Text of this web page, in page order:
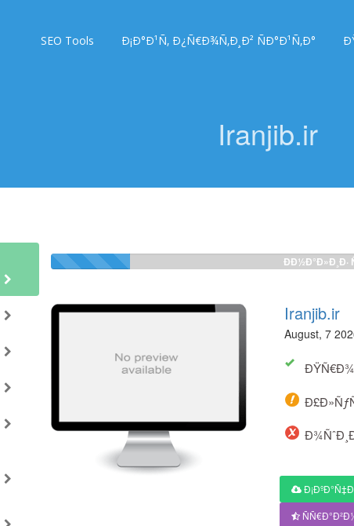
SEO Tools Ð¡Ð°Ð¹Ñ‚ Ð¿Ñ€Ð¾Ñ‚Ð¸Ð² ÑÐ°Ð¹Ñ‚Ð°
Iranjib.ir
ÐÐ½Ð°Ð»Ð¸Ð·
Iranjib.ir
August, 7